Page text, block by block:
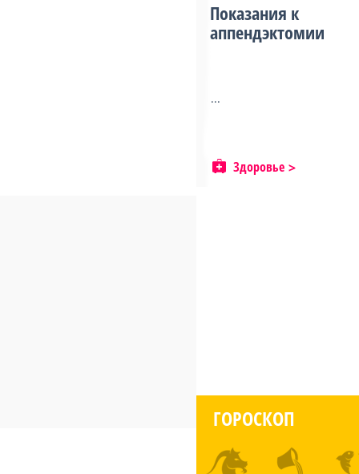
Показания к
аппендэктомии
...
Здоровье
ГОРОСКОП